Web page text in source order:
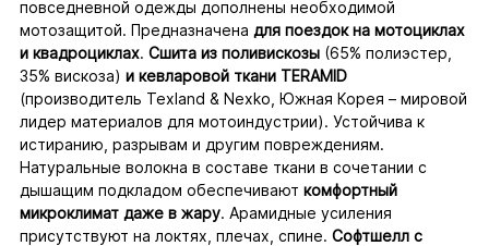
повседневной одежды дополнены необходимой
мотозащитой. Предназначена для поездок на мотоциклах
и квадроциклах. Сшита из поливискозы (65% полиэстер,
35% вискоза) и кевларовой ткани TERAMID
(производитель Texland & Nexko, Южная Корея – мировой
лидер материалов для мотоиндустрии). Устойчива к
истиранию, разрывам и другим повреждениям.
Натуральные волокна в составе ткани в сочетании с
дышащим подкладом обеспечивают комфортный
микроклимат даже в жару. Арамидные усиления
присутствуют на локтях, плечах, спине. Софтшелл с